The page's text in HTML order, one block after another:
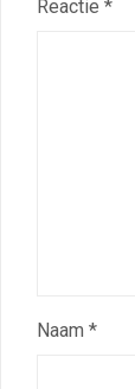
Reactie *
Naam *